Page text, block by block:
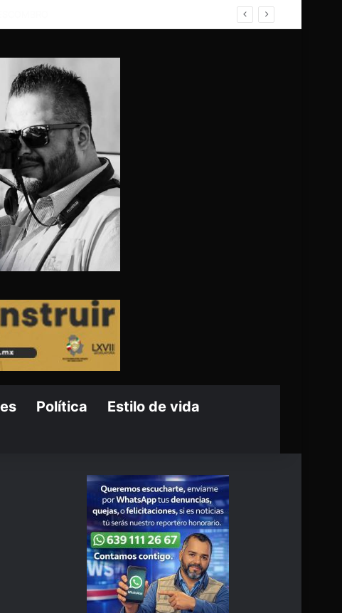
Política Estilo de vida